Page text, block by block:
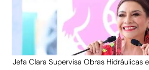
Jefa Clara Supervisa Obras Hidráulicas